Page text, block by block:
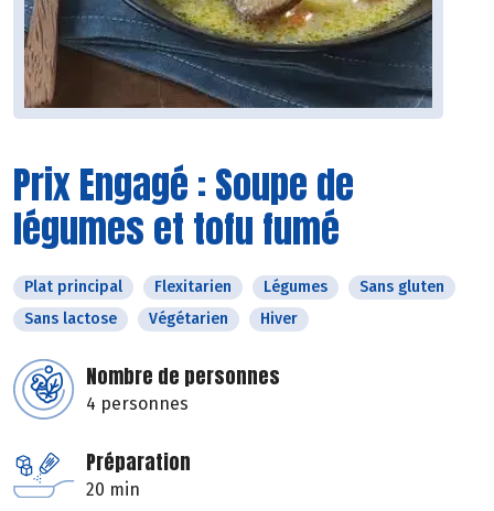
Prix Engagé : Soupe de
légumes et tofu fumé
Plat principal Flexitarien Légumes
Sans gluten
Sans lactose
Végétarien Hiver
Nombre de personnes
4 personnes
Préparation
20 min